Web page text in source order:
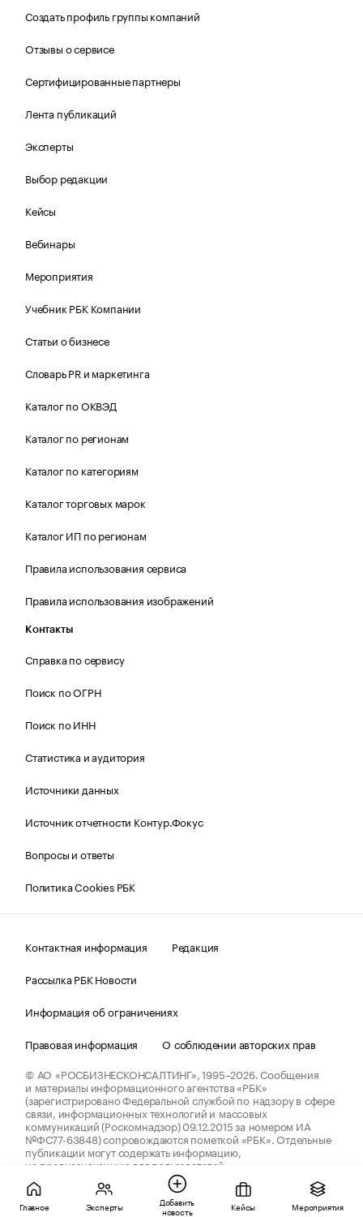
Создать профиль группы компаний
Отзывы о сервисе
Сертифицированные партнеры
Лента публикаций
Эксперты
Выбор редакции
Кейсы
Вебинары
Мероприятия
Учебник РБК Компании
Статьи о бизнесе
Словарь PR и маркетинга
Каталог по ОКВЭД
Каталог по регионам
Каталог по категориям
Каталог торговых марок
Каталог ИП по регионам
Правила использования сервиса
Правила использования изображений
Контакты
Справка по сервису
Поиск по ОГРН
Поиск по ИНН
Статистика и аудитория
Источники данных
Источник отчетности Контур.Фокус
Вопросы и ответы
Политика Cookies РБК
Контактная информация
Редакция
Рассылка РБК Новости
Информация об ограничениях
Правовая информация
О соблюдении авторских прав
© АО «РОСБИЗНЕСКОНСАЛТИНГ»,1995–2026.Сообщения
и материалы информационного агентства «РБК»
(зарегистрировано Федеральной службой по надзору в сфере
связи, информационных технологий и массовых
коммуникаций (Роскомнадзор) 09.12.2015 за номером ИА
№ФС77-63848) сопровождаются пометкой «РБК». Отдельные
публикации могут содержать информацию,
не предназначенную для пользователей
до 18 лет.
companycardsfeedback@rbc.ru
Главное Эксперты Добавить
новость Кейсы Мероприятия